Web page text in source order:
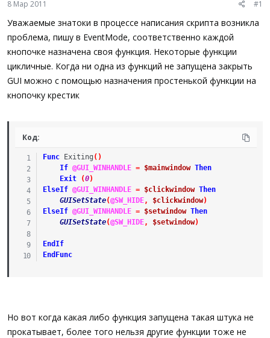
ы
а
8 Мар 2011 #1
Уважаемые знатоки в процессе написания скрипта возникла
проблема, пишу в EventMode, соответственно каждой
кнопочке назначена своя функция. Некоторые функции
цикличные. Когда ни одна из функций не запущена закрыть
GUI можно с помощью назначения простенькой функции на
кнопочку крестик
Код:
Func Exiting ( )
If @GUI_WINHANDLE = $mainwindow Then
Exit
(0)
ElseIf @GUI_WINHANDLE = $clickwindow Then
GUISetState(@SW_HIDE, $clickwindow)
ElseIf @GUI_WINHANDLE = $setwindow Then
GUISetState(@SW_HIDE, $setwindow)
EndIf
EndFunc
Но вот когда какая либо функция запущена такая штука не
прокатывает, более того нельзя другие функции тоже не